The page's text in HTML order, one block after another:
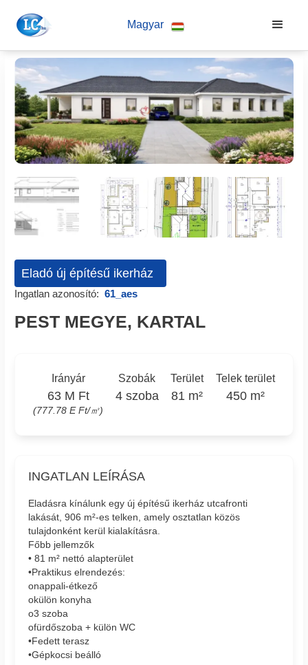
Magyar
Eladó új építésű ikerház
Ingatlan azonosító: 61_aes
PEST MEGYE, KARTAL
Irányár
63 M Ft
(777.78 E Ft/㎡)
Szobák
4 szoba
Terület
81 m²
Telek terület
450 m²
INGATLAN LEÍRÁSA
Eladásra kínálunk egy új építésű ikerház utcafronti
lakását, 906 m²-es telken, amely osztatlan közös
tulajdonként kerül kialakításra.
Főbb jellemzők
• 81 m² nettó alapterület
•Praktikus elrendezés:
onappali-étkező
okülön konyha
o3 szoba
ofürdőszoba + külön WC
•Fedett terasz
•Gépkocsi beálló